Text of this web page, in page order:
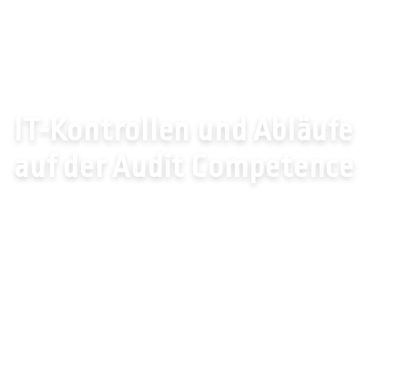
IT-Kontrollen und Abläufe
auf der Audit Competence